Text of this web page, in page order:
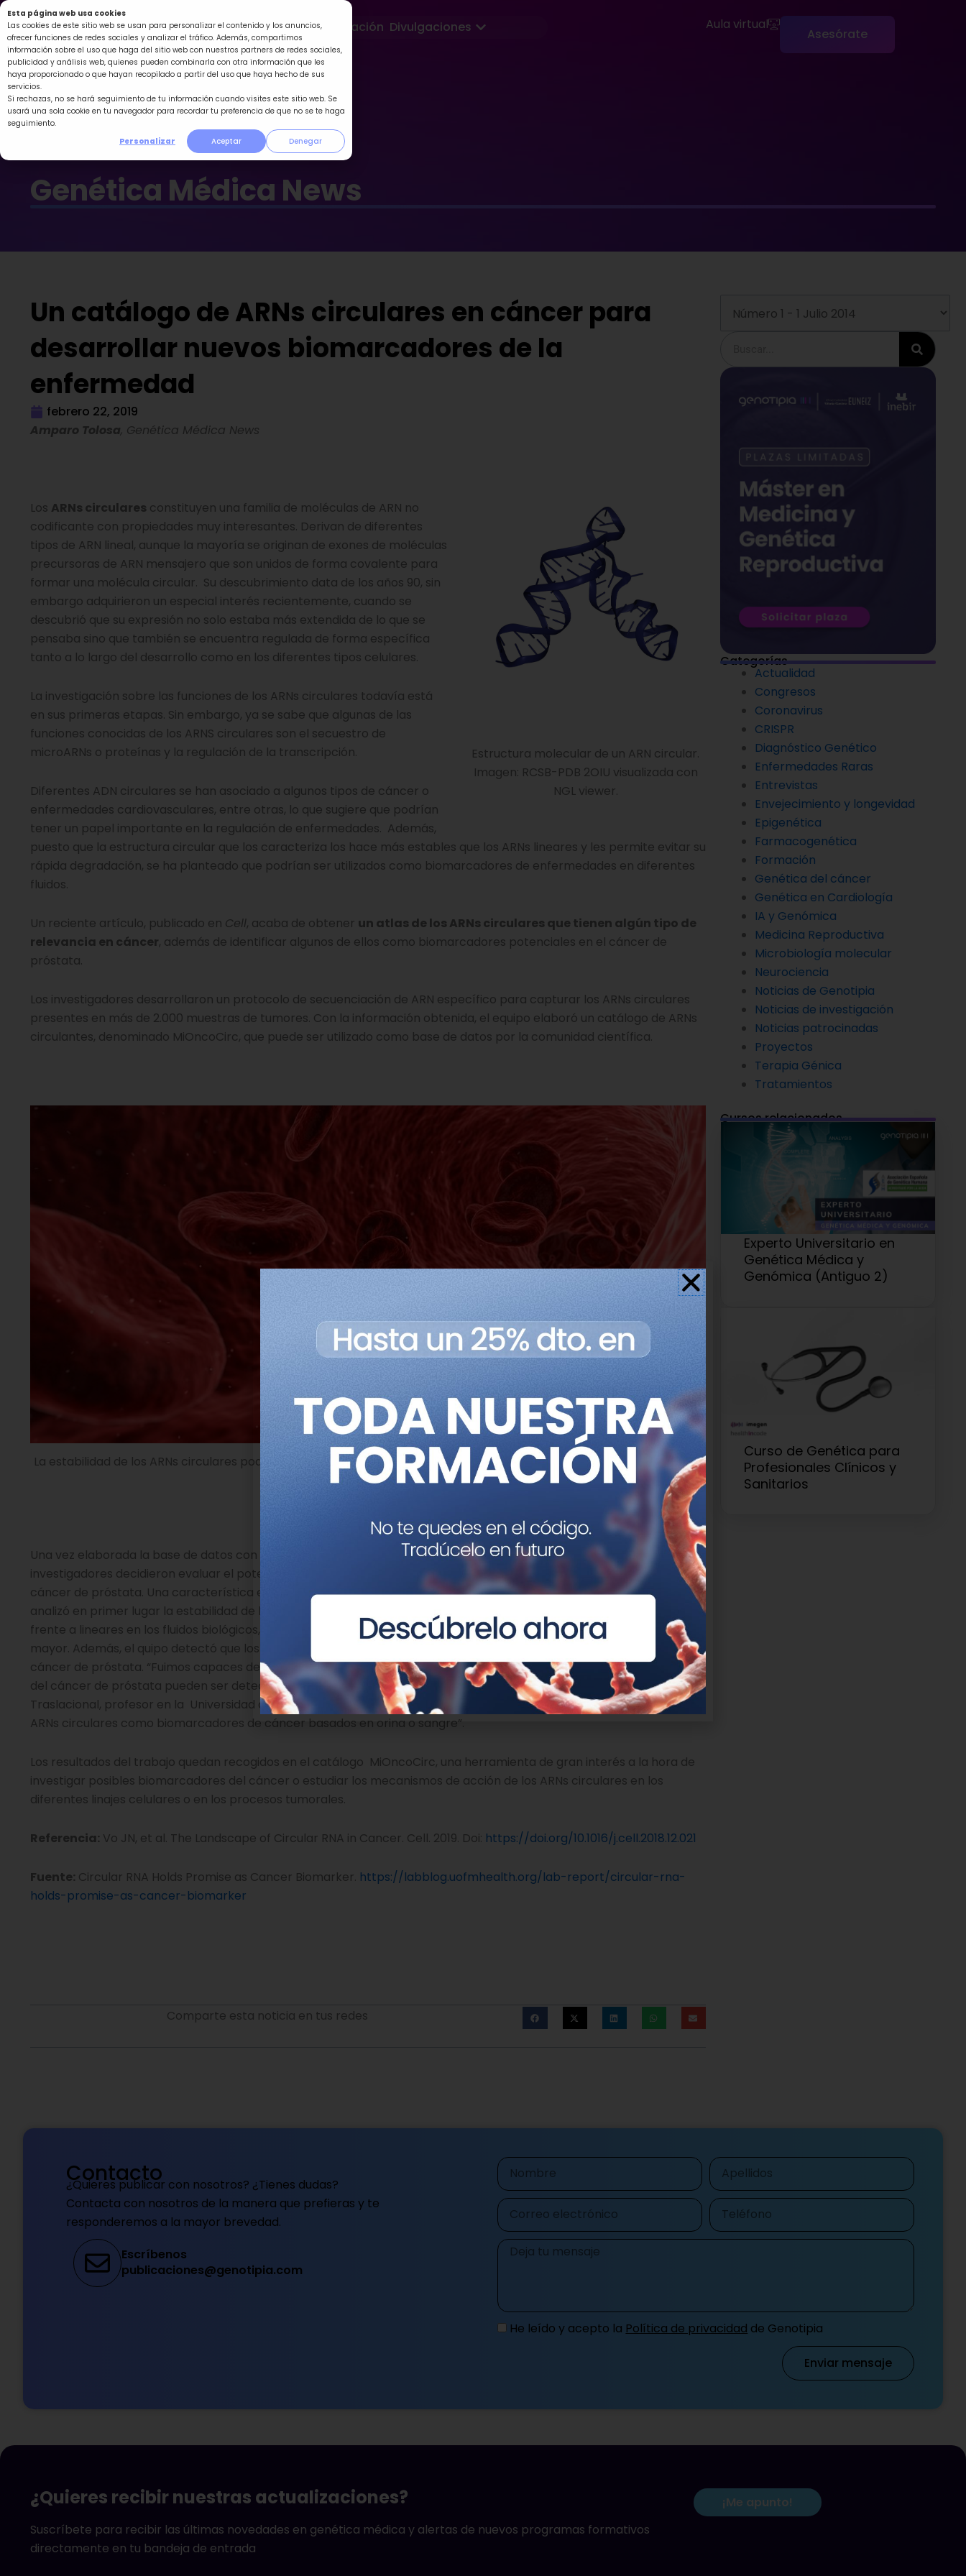
Esta página web usa cookies
Las cookies de este sitio web se usan para personalizar el contenido y los anuncios,
ofrecer funciones de redes sociales y analizar el tráfico. Además, compartimos
información sobre el uso que haga del sitio web con nuestros partners de redes sociales,
publicidad y análisis web, quienes pueden combinarla con otra información que les
haya proporcionado o que hayan recopilado a partir del uso que haya hecho de sus
servicios.
Si rechazas, no se hará seguimiento de tu información cuando visites este sitio web. Se
usará una sola cookie en tu navegador para recordar tu preferencia de que no se te haga
seguimiento.
Personalizar
Aceptar Denegar
Ir
al
contenido
Formación Divulgaciones Abrir Divulgaciones Aula virtual
Asesórate
Genética Médica News
Un catálogo de ARNs circulares en cáncer para
desarrollar nuevos biomarcadores de la
enfermedad
febrero 22, 2019
Amparo Tolosa, Genética Médica News
Estructura molecular de un ARN circular.
Imagen: RCSB-PDB 2OIU visualizada con
NGL viewer.
Los ARNs circulares constituyen una familia de moléculas de ARN no
codificante con propiedades muy interesantes. Derivan de diferentes
tipos de ARN lineal, aunque la mayoría se originan de exones de moléculas
precursoras de ARN mensajero que son unidos de forma covalente para
formar una molécula circular. Su descubrimiento data de los años 90, sin
embargo adquirieron un especial interés recientemente, cuando se
descubrió que su expresión no solo estaba más extendida de lo que se
pensaba sino que también se encuentra regulada de forma específica
tanto a lo largo del desarrollo como en los diferentes tipos celulares.
La investigación sobre las funciones de los ARNs circulares todavía está
en sus primeras etapas. Sin embargo, ya se sabe que algunas de las
funciones conocidas de los ARNS circulares son el secuestro de
microARNs o proteínas y la regulación de la transcripción.
Diferentes ADN circulares se han asociado a algunos tipos de cáncer o
enfermedades cardiovasculares, entre otras, lo que sugiere que podrían
tener un papel importante en la regulación de enfermedades. Además,
puesto que la estructura circular que los caracteriza los hace más estables que los ARNs lineares y les permite evitar su
rápida degradación, se ha planteado que podrían ser utilizados como biomarcadores de enfermedades en diferentes
fluidos.
Un reciente artículo, publicado en Cell, acaba de obtener un atlas de los ARNs circulares que tienen algún tipo de
relevancia en cáncer, además de identificar algunos de ellos como biomarcadores potenciales en el cáncer de
próstata.
Los investigadores desarrollaron un protocolo de secuenciación de ARN específico para capturar los ARNs circulares
presentes en más de 2.000 muestras de tumores. Con la información obtenida, el equipo elaboró un catálogo de ARNs
circulantes, denominado MiOncoCirc, que puede ser utilizado como base de datos por la comunidad científica.
La estabilidad de los ARNs circulares podría facilitar su utilización como biomarcadores en diferentes fluidos biológicos.
Imagen: Pixabay.
Una vez elaborada la base de datos con los ARNs circulares cuya expresión se ve modificada en cáncer, los
investigadores decidieron evaluar el potencial de los mismos como biomarcadores en cáncer, concretamente, en
cáncer de próstata. Una característica esencial para cualquier marcador es que sea estable. Por esta razón, el equipo
analizó en primer lugar la estabilidad de los ARNs en plasma y orina. Al comparar la concentración de ARNs circulares
frente a lineares en los fluidos biológicos, los investigadores encontraron que la estabilidad de los ARNs circulares es
mayor. Además, el quipo detectó que los ARNs circulares pueden detectarse también en la orina de pacientes con
cáncer de próstata. “Fuimos capaces de mostrar que estos ARNs circulares existen en orina y que aquellos que derivan
del cáncer de próstata pueden ser detectados”, señala Arul Chinnaiyan, director en el Centro de Michigan de Patología
Traslacional, profesor en la Universidad de Michigan y director del trabajo. “Nuestros estudios futuros explorarán estos
ARNs circulares como biomarcadores de cáncer basados en orina o sangre”.
Los resultados del trabajo quedan recogidos en el catálogo MiOncoCirc, una herramienta de gran interés a la hora de
investigar posibles biomarcadores del cáncer o estudiar los mecanismos de acción de los ARNs circulares en los
diferentes linajes celulares o en los procesos tumorales.
Referencia: Vo JN, et al. The Landscape of Circular RNA in Cancer. Cell. 2019. Doi: https://doi.org/10.1016/j.cell.2018.12.021
Fuente: Circular RNA Holds Promise as Cancer Biomarker. https://labblog.uofmhealth.org/lab-report/circular-rna-
holds-promise-as-cancer-biomarker
Comparte esta noticia en tus redes
Categorías
Actualidad
Congresos
Coronavirus
CRISPR
Diagnóstico Genético
Enfermedades Raras
Entrevistas
Envejecimiento y longevidad
Epigenética
Farmacogenética
Formación
Genética del cáncer
Genética en Cardiología
IA y Genómica
Medicina Reproductiva
Microbiología molecular
Neurociencia
Noticias de Genotipia
Noticias de investigación
Noticias patrocinadas
Proyectos
Terapia Génica
Tratamientos
Cursos relacionados
Experto Universitario en
Genética Médica y
Genómica (Antiguo 2)
Curso de Genética para
Profesionales Clínicos y
Sanitarios
Contacto
¿Quieres publicar con nosotros? ¿Tienes dudas?
Contacta con nosotros de la manera que prefieras y te
responderemos a la mayor brevedad.
Escríbenos
publicaciones@genotipia.com
Nombre Apellidos
Correo
electrónico
Teléfono
Mensaje
He leído y acepto la Política de privacidad de Genotipia
Enviar mensaje
¿Quieres recibir nuestras actualizaciones?
Suscríbete para recibir las últimas novedades en genética médica y alertas de nuevos programas formativos
directamente en tu bandeja de entrada
¡Me apunto!